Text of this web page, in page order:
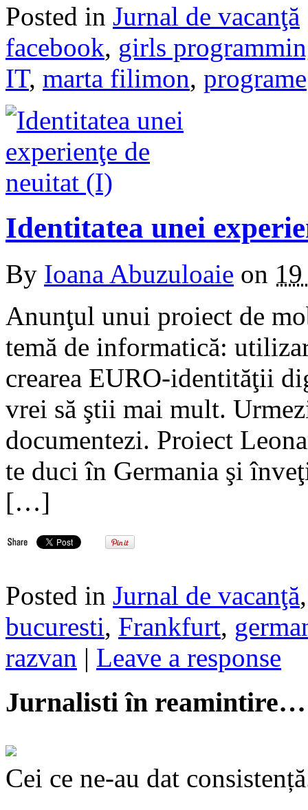
Posted in Jurnal de vacanţă
facebook, girls
IT, marta filimon, programe
Identitatea unei
By Ioana Abuzuloaie on
Anunţul unui proiect de
temă de informatică:
crearea EURO-identităţii
vrei să ştii mai mult.
documentezi. Proiect
te duci în Germania şi
[…]
Posted in Jurnal de vacanţă
bucuresti, Frankfurt,
razvan | Leave a response
Jurnalisti în reamintire…
Cei ce ne-au dat